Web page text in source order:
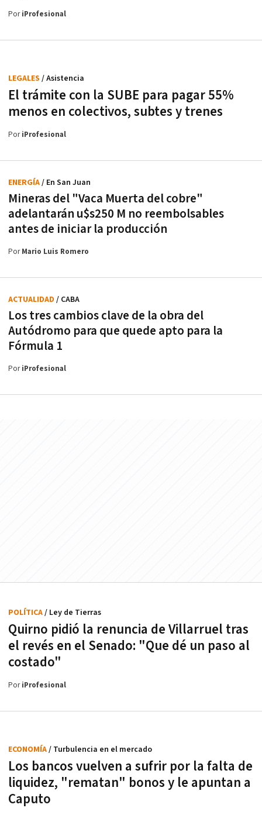
PoriProfesional
El trámite con la SUBE para pagar 55%
menos en colectivos, subtes y trenes
LEGALES / Asistencia
PoriProfesional
Mineras del "Vaca Muerta del cobre"
adelantarán u$s250 M no reembolsables
antes de iniciar la producción
ENERGÍA/ En San Juan
PorMario Luis Romero
Los tres cambios clave de la obra del
Autódromo para que quede apto para la
Fórmula 1
ACTUALIDAD / CABA
PoriProfesional
Quirno pidió la renuncia de Villarruel tras
el revés en el Senado: "Que dé un paso al
costado"
POLÍTICA/ Ley de Tierras
PoriProfesional
Los bancos vuelven a sufrir por la falta de
liquidez, "rematan" bonos y le apuntan a
Caputo
ECONOMÍA/ Turbulencia en el mercado